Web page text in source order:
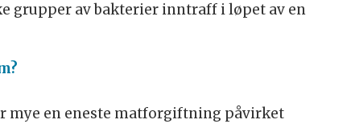
grupper av bakterier inntraff i løpet av en
mye en eneste matforgiftning påvirket